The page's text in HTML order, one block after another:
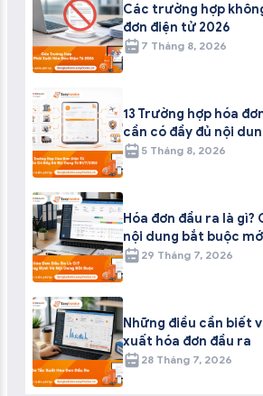
Các trường hợp
đơn điện tử 2026
7 Tháng 8, 2026
13 Trường hợp hóa
cần có đầy đủ nội
5 Tháng 8, 2026
Hóa đơn đầu ra là gì?
nội dung bắt buộc
29 Tháng 7, 2026
Những điều cần biết
xuất hóa đơn đầu ra
28 Tháng 7, 2026